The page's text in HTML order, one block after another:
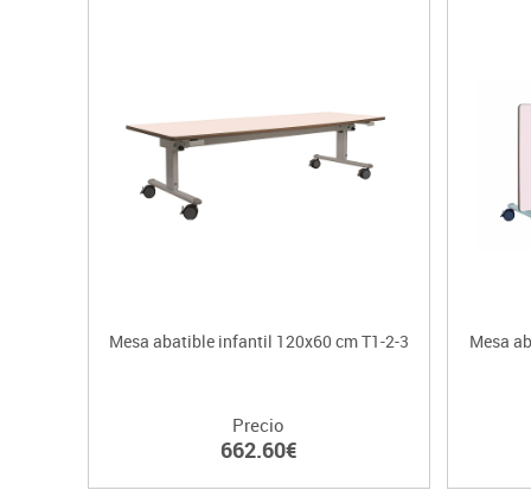
Mesa abatible infantil 120x60 cm T1-2-3
Precio
662.60€
Mesa